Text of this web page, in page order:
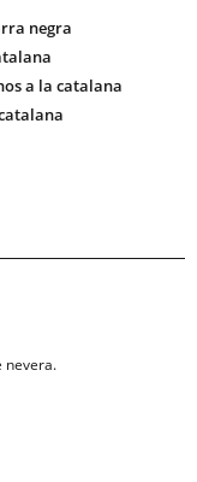
negra
a la catalana
nevera.